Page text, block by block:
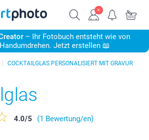
– Ihr Fotobuch entsteht wie von
Jetzt erstellen 📖
COCKTAILGLAS PERSONALISIERT MIT GRAVUR
4.0/5
(1 Bewertung/en)